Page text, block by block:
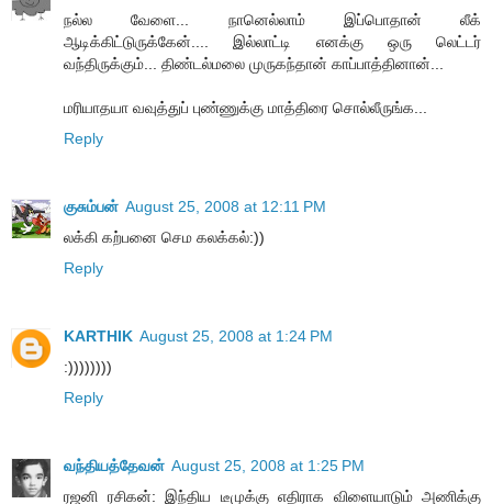
நல்ல வேளை... நானெல்லாம் இப்பொதான் லீக்
ஆடிக்கிட்டுருக்கேன்.... இல்லாட்டி எனக்கு ஒரு லெட்டர்
வந்திருக்கும்... திண்டல்மலை முருகந்தான் காப்பாத்தினான்...
மரியாதயா வவுத்துப் புண்ணுக்கு மாத்திரை சொல்லீருங்க...
Reply
குசும்பன் August 25, 2008 at 12:11 PM
லக்கி கற்பனை செம கலக்கல்:))
Reply
KARTHIK August 25, 2008 at 1:24 PM
:))))))))
Reply
வந்தியத்தேவன் August 25, 2008 at 1:25 PM
ரஜனி ரசிகன்: இந்திய டீமுக்கு எதிராக விளையாடும் அணிக்கு